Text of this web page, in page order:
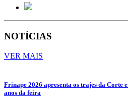
NOTÍCIAS
VER MAIS
Frinape 2026 apresenta os trajes da Corte
anos da feira